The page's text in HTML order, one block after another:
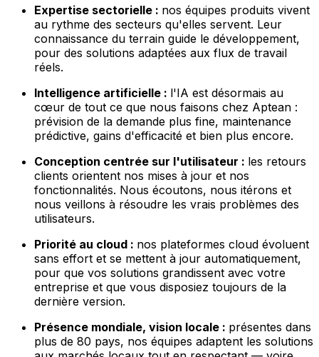
Expertise sectorielle : nos équipes produits vivent
au rythme des secteurs qu'elles servent. Leur
connaissance du terrain guide le développement,
pour des solutions adaptées aux flux de travail
réels.
Intelligence artificielle : l'IA est désormais au
cœur de tout ce que nous faisons chez Aptean :
prévision de la demande plus fine, maintenance
prédictive, gains d'efficacité et bien plus encore.
Conception centrée sur l'utilisateur : les retours
clients orientent nos mises à jour et nos
fonctionnalités. Nous écoutons, nous itérons et
nous veillons à résoudre les vrais problèmes des
utilisateurs.
Priorité au cloud : nos plateformes cloud évoluent
sans effort et se mettent à jour automatiquement,
pour que vos solutions grandissent avec votre
entreprise et que vous disposiez toujours de la
dernière version.
Présence mondiale, vision locale : présentes dans
plus de 80 pays, nos équipes adaptent les solutions